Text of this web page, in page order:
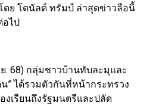
ดย โดนัลด์ ทรัมป์ ล่าสุดข่าวลือนี้
อไป
. 68) กลุ่มชาวบ้านทับละมุและ
” ได้รวมตัวกันที่หน้ากระทรวง
งเรียนถึงรัฐมนตรีและปลัด